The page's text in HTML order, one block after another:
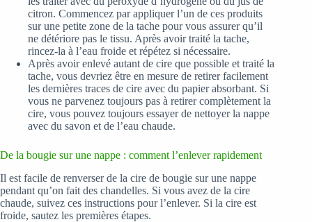
citron. Commencez par appliquer l’un de ces produits
sur une petite zone de la tache pour vous assurer qu’il
ne détériore pas le tissu. Après avoir traité la tache,
rincez-la à l’eau froide et répétez si nécessaire.
Après avoir enlevé autant de cire que possible et traité la
tache, vous devriez être en mesure de retirer facilement
les dernières traces de cire avec du papier absorbant. Si
vous ne parvenez toujours pas à retirer complètement la
cire, vous pouvez toujours essayer de nettoyer la nappe
avec du savon et de l’eau chaude.
De la bougie sur une nappe : comment l’enlever rapidement
Il est facile de renverser de la cire de bougie sur une nappe
pendant qu’on fait des chandelles. Si vous avez de la cire
chaude, suivez ces instructions pour l’enlever. Si la cire est
froide, sautez les premières étapes.